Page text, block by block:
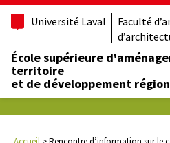
Université Laval
Faculté
École supérieure
territoire
et de développement